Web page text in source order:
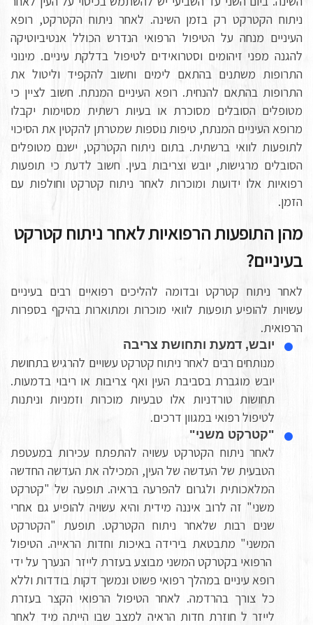
ניתוח הקטרקט רק בזמן השינה. לאחר ניתוח הקטרקט, רופא
העיניים מנחה על הטיפול הרפואי הנדרש הכולל אנטיביוטיקה
להגנה מפני זיהומים וסטרואידים לטיפול בדלקת עיניים. מינוני
התרופות משתנים בהתאם לימים וחשוב להקפיד וליטול את
התרופות בהתאם להנחית. רופא העיניים המנתח. חשוב לציין כי
מטופלים הסובלים מסוכרת או בעיות רשתית מסוימות יקבלו
מרופא העיניים המנתח, טיפות נוספות שמטרתן להקטין את הסיכוי
לתופעות לוואי ברשתית. בתום ניתוח הקטרקט, ישנם מטופלים
הסובלים מרגישות, יובש וצריבות בעין. חשוב לדעת כי תופעות
רפואיות אלו ידועות ומוכרות לאחר ניתוח קטרקט וחולפות עם
הזמן.
מהן התופעות הרפואיות לאחר ניתוח קטרקט
בעיניים?
לאחר ניתוח קטרקט ובדומה להליכים רפואיים רבים בעיניים
עשויות להופיע תופעות לוואי מוכרות ומתוארות בהיקף בספרות
הרפואית.
יובש, דמעת ותחושת צריבה
מנותחים רבים לאחר ניתוח קטרקט עשויים להרגיש בתחושת
יובש מוגברת בסביבת העין ואף צריבות או ריבוי בדמעות.
תחושות טורדניות אלו טבעיות מוכרות וזמניות וניתנות
לטיפול רפואי במגוון דרכים.
"קטרקט משני"
לאחר ניתוח הקטרקט עשויה להתפתח עכירות במעטפת
הטבעית של העדשה של העין, המכילה את העדשה החדשה
המלאכותית ולגרום להפרעה בראיה. תופעה של "קטרקט
משני" זה לרוב איננה מידית והיא עשויה להופיע גם אחרי
שנים רבות שלאחר ניתוח הקטרקט. תופעת "הקטרקט
המשני" מתבטאת בירידה באיכות וחדות הראייה. הטיפול
הרפואי בקטרקט המשני מבוצע בעזרת לייזר הנערך על ידי
רופא עיניים במהלך רפואי פשוט ונמשך דקות בודדות וללא
כל צורך בהרדמה. לאחר הטיפול הרפואי הקצר בעזרת
לייזר ל חוזרת חדות הראיה למצב שבו הייתה מיד לאחר